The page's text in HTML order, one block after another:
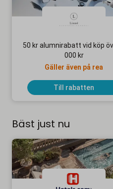
50 kr alumnirabatt vid köp
000 kr
Gäller även på rea
Till rabatten
Bäst just nu